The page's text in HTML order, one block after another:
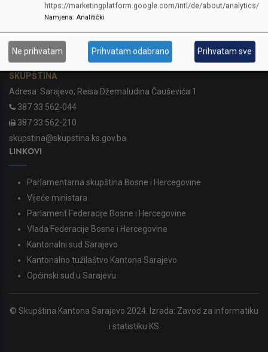
KONTAKTI
SKUPŠTINA
Adresa: Sarajevo, Reisa Džemaludina Čauševića 1
387 33 562-044
387 33 562-210
skupstina@skupstina.ks.gov.ba
LINKOVI
Parlamentarna skupština Bosne i Hercegovine
Vijeće ministara
Parlament Federacije Bosne i Hercegovine
Vlada Federacije Bosne i Hercegovine
Kantonalni sud Sarajevo
Kantonalno tužilaštvo Kantona Sarajevo
Općinski sud u Sarajevu
© Skupština Kantona Sarajevo 2024. Izrada: Zavod za informatiku
i statistiku KS
https://marketingplatform.google.com/intl/de/about/analytics/
Namjena: Analitički
Ne prihvatam Prihvatam odabrano Prihvatam sve